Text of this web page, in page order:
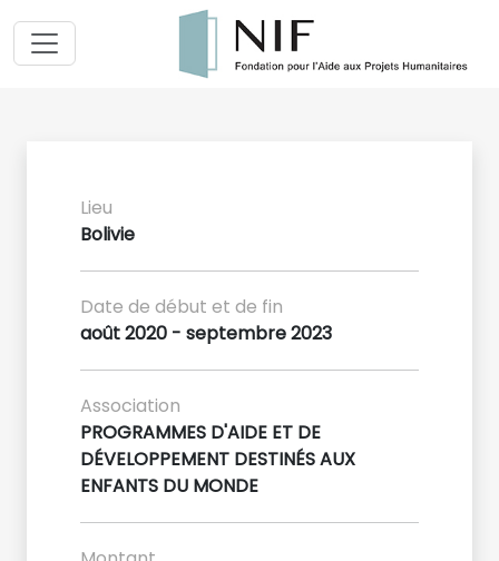
Lieu
Bolivie
Date de début et de fin
août 2020 - septembre 2023
Association
PROGRAMMES D'AIDE ET DE
DÉVELOPPEMENT DESTINÉS AUX
ENFANTS DU MONDE